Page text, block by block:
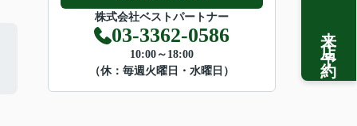
株式会社ベストパートナー
03-3362-0586
10:00～18:00
（休：毎週火曜日・水曜日）
来店予約